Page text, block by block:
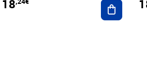
au panier
18 Ajouter